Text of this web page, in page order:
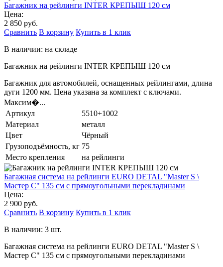
Багажник на рейлинги INTER КРЕПЫШ 120 см
Цена:
2 850 руб.
Сравнить В корзину Купить в 1 клик
В наличии: на складе
Багажник на рейлинги INTER КРЕПЫШ 120 см
Багажник для автомобилей, оснащенных рейлингами, длина
дуги 1200 мм. Цена указана за комплект с ключами.
Максим�...
Артикул
5510+1002
Материал
металл
Цвет
Чёрный
Грузоподъёмность, кг 75
Место крепления
на рейлинги
Багажная система на рейлинги EURO DETAL "Master S \
Мастер С" 135 см с прямоугольными перекладинами
Цена:
2 900 руб.
Сравнить В корзину Купить в 1 клик
В наличии: 3 шт.
Багажная система на рейлинги EURO DETAL "Master S \
Мастер С" 135 см с прямоугольными перекладинами